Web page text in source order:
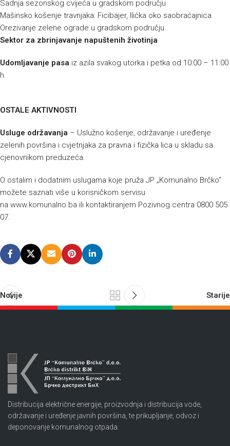
Sadnja sezonskog cvijeća u gradskom području
Mašinsko košenje travnjaka: Ficibajer, Ilićka oko saobraćajnica
Orezivanje zelene ograde u gradskom području
Sektor za zbrinjavanje napuštenih životinja
Udomljavanje pasa iz azila svakog utorka i petka od 10:00 – 11:00
h.
OSTALE AKTIVNOSTI
Usluge održavanja – Uslužno košenje, održavanje i uređenje
zelenih površina i cvjetnjaka za pravna i fizička lica u skladu sa
cjenovnikom preduzeća.
O ostalim i dodatnim uslugama koje pruža JP „Komunalno Brčko“
možete saznati više u korisničkom servisu
na www.komunalno.ba ili kontaktiranjem Pozivnog centra 0800 505
07.
Novije Starije
Distribucija električne energije, proizvodnja i distribucija vode,
održavanje i uređenje javnih površina, te prikupljanje, odvoz i
deponovanje komunalnog otpada.